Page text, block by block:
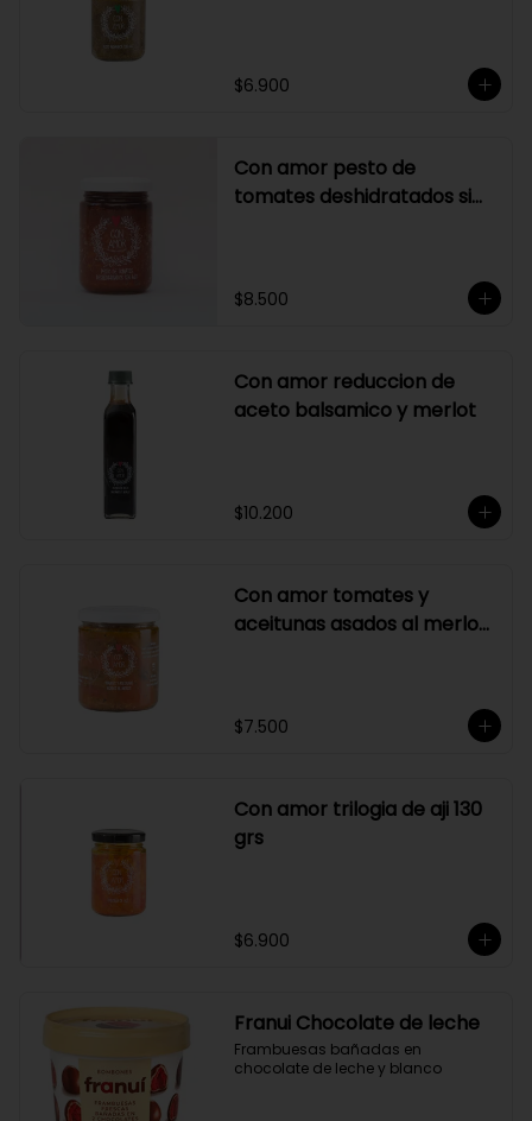
$6.900
Con amor pesto de
tomates deshidratados sin
$8.500
Con amor reduccion de
aceto balsamico y merlot
$10.200
Con amor tomates y
aceitunas asados al merlot
$7.500
Con amor trilogia de aji 130
grs
$6.900
Franui Chocolate de leche
Frambuesas bañadas en
chocolate de leche y blanco